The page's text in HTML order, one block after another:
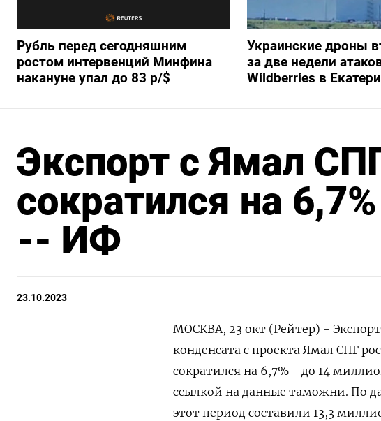
Рубль перед сегодняшним
ростом интервенций Минфина
накануне упал до 83 р/$
Украинские дроны
за две недели
Wildberries в
Экспорт с Ямал
сократился на
-- ИФ
23.10.2023
МОСКВА, 23 окт (Рейтер) -
конденсата с проекта Ямал СПГ
сократился на 6,7% - до 14
ссылкой на данные таможни. По
этот период составили 13,3